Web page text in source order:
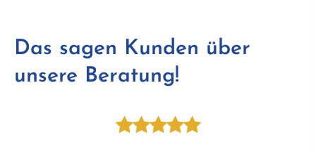
Das sagen Kunden über
unsere Beratung!